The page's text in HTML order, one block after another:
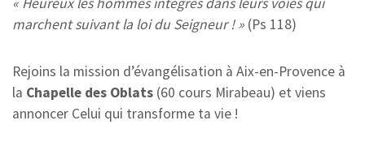
marchent suivant la loi du Seigneur ! » (Ps 118)
Rejoins la mission d’évangélisation à Aix-en-Provence à
la Chapelle des Oblats (60 cours Mirabeau) et viens
annoncer Celui qui transforme ta vie !